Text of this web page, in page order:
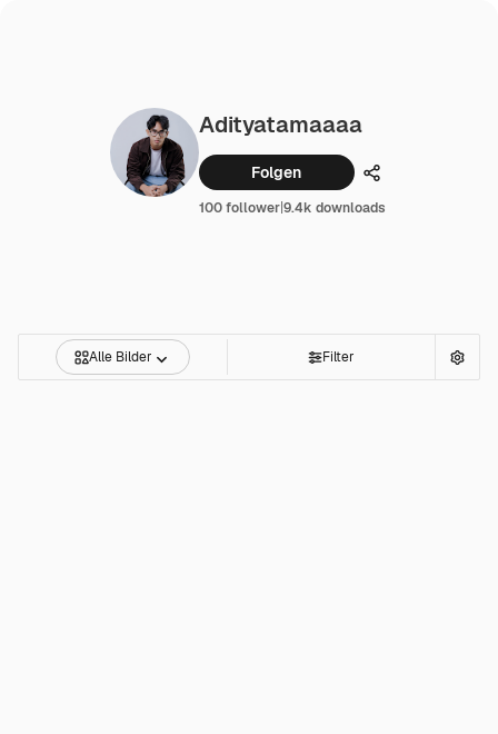
Adityatamaaaa
Folgen Teilen
100 follower|9.4k downloads
Alle Bilder Filter